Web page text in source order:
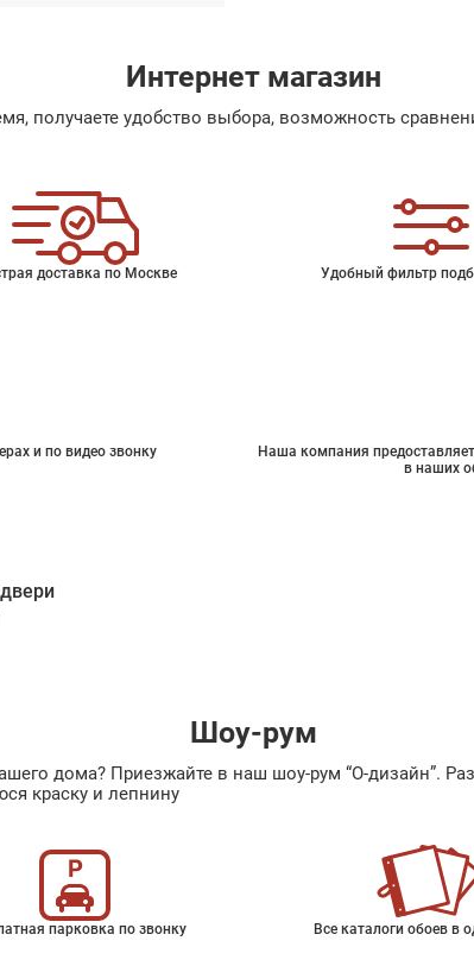
Интернет магазин
получаете удобство выбора, возможность
доставка по Москве Удобный фильтр
и по видео звонку
Наша компания
в наших
Шоу-рум
дома? Приезжайте в наш шоу-рум “О-дизайн”.
краску и лепнину
парковка по звонку Все каталоги обоев в